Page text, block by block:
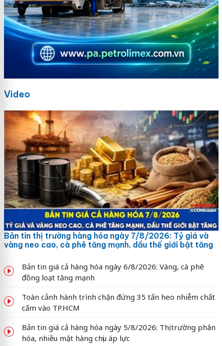
Video
Bản tin thị trường hàng hóa ngày 7/8/2026: Tỷ giá và
vàng neo cao, cà phê tăng mạnh, dầu thế giới bật tăng
Bản tin giá cả hàng hóa ngày 6/8/2026: Vàng, cà phê
đồng loạt tăng mạnh
Toàn cảnh hành trình chặn đứng 35 tấn heo nhiễm chất
cấm vào TP.HCM
Bản tin giá cả hàng hóa ngày 5/8/2026: Thị trường phân
hóa, nhiều mặt hàng chịu áp lực